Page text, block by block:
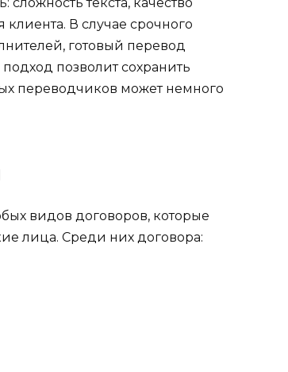
сложность текста, качество
В случае срочного
готовый перевод
позволит сохранить
переводчиков может немного
видов договоров, которые
лица. Среди них договора: